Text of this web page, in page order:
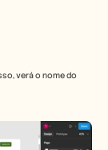
verá o nome do